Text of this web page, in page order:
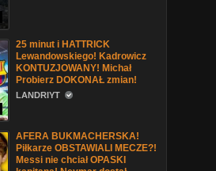
25 minut i HATTRICK
Lewandowskiego! Kadrowicz
KONTUZJOWANY! Michał
Probierz DOKONAŁ zmian!
LANDRIYT
AFERA BUKMACHERSKA!
Piłkarze OBSTAWIALI MECZE?!
Messi nie chciał OPASKI